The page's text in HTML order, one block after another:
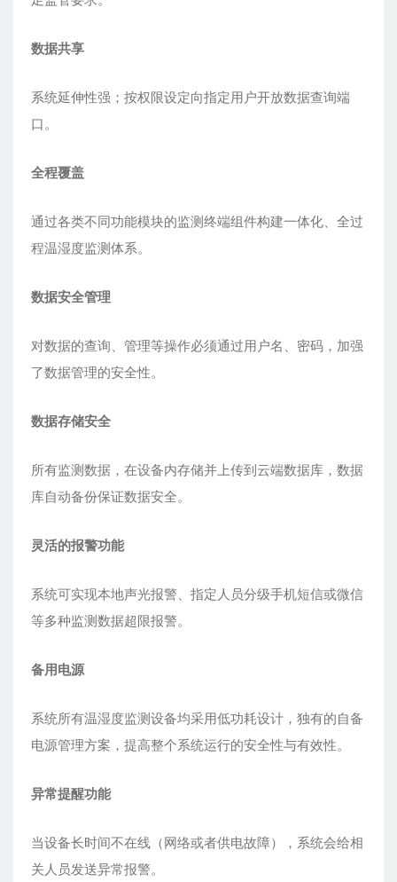
数据共享
系统延伸性强；按权限设定向指定用户开放数据查询端
口。
全程覆盖
通过各类不同功能模块的监测终端组件构建一体化、全过
程温湿度监测体系。
数据安全管理
对数据的查询、管理等操作必须通过用户名、密码，加强
了数据管理的安全性。
数据存储安全
所有监测数据，在设备内存储并上传到云端数据库，数据
库自动备份保证数据安全。
灵活的报警功能
系统可实现本地声光报警、指定人员分级手机短信或微信
等多种监测数据超限报警。
备用电源
系统所有温湿度监测设备均采用低功耗设计，独有的自备
电源管理方案，提高整个系统运行的安全性与有效性。
异常提醒功能
当设备长时间不在线（网络或者供电故障），系统会给相
关人员发送异常报警。